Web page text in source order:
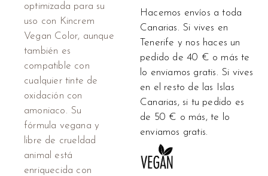
optimizada para su
uso con Kincrem
Vegan Color, aunque
también es
compatible con
cualquier tinte de
oxidación con
amoniaco. Su
fórmula vegana y
libre de crueldad
animal está
enriquecida con
Hacemos envíos a toda
Canarias. Si vives en
Tenerife y nos haces un
pedido de 40 € o más te
lo enviamos gratis. Si vives
en el resto de las Islas
Canarias, si tu pedido es
de 50 € o más, te lo
enviamos gratis.